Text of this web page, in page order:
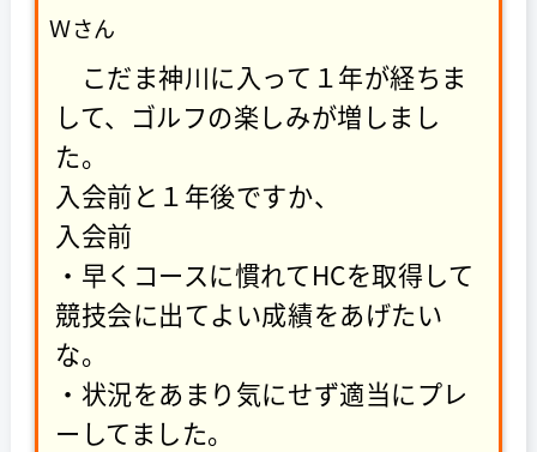
Ｗさん
こだま神川に入って１年が経ちま
して、ゴルフの楽しみが増しまし
た。
入会前と１年後ですか、
入会前
・早くコースに慣れてHCを取得して
競技会に出てよい成績をあげたい
な。
・状況をあまり気にせず適当にプレ
ーしてました。